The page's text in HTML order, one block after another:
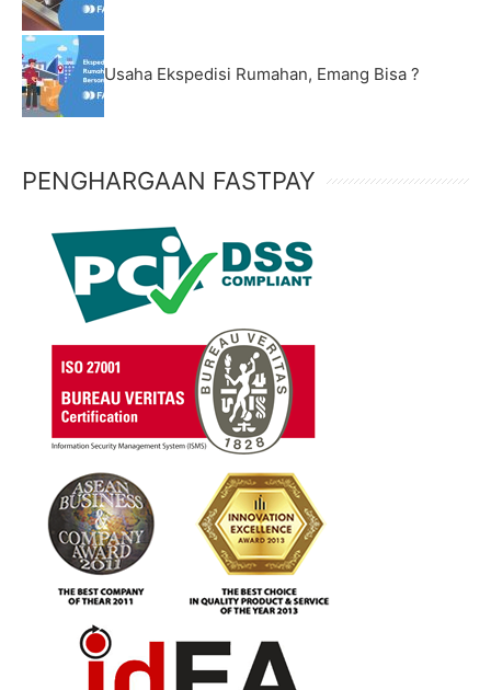
Usaha Ekspedisi Rumahan, Emang Bisa ?
PENGHARGAAN FASTPAY